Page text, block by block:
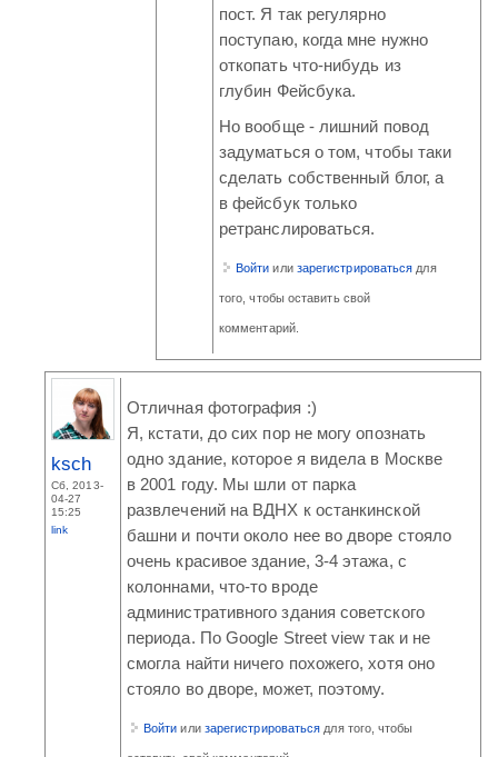
пост. Я так регулярно
поступаю, когда мне нужно
откопать что-нибудь из
глубин Фейсбука.
Но вообще - лишний повод
задуматься о том, чтобы таки
сделать собственный блог, а
в фейсбук только
ретранслироваться.
Войти или зарегистрироваться для
того, чтобы оставить свой
комментарий.
ksch
Сб, 2013-
04-27
15:25
link
Отличная фотография :)
Я, кстати, до сих пор не могу опознать
одно здание, которое я видела в Москве
в 2001 году. Мы шли от парка
развлечений на ВДНХ к останкинской
башни и почти около нее во дворе стояло
очень красивое здание, 3-4 этажа, с
колоннами, что-то вроде
административного здания советского
периода. По Google Street view так и не
смогла найти ничего похожего, хотя оно
стояло во дворе, может, поэтому.
Войти или зарегистрироваться для того, чтобы